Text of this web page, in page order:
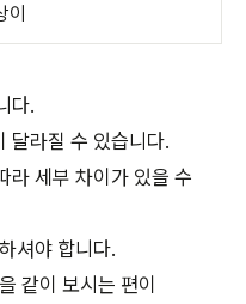
이
다.
달라질 수 있습니다.
라 세부 차이가 있을 수
셔야 합니다.
같이 보시는 편이